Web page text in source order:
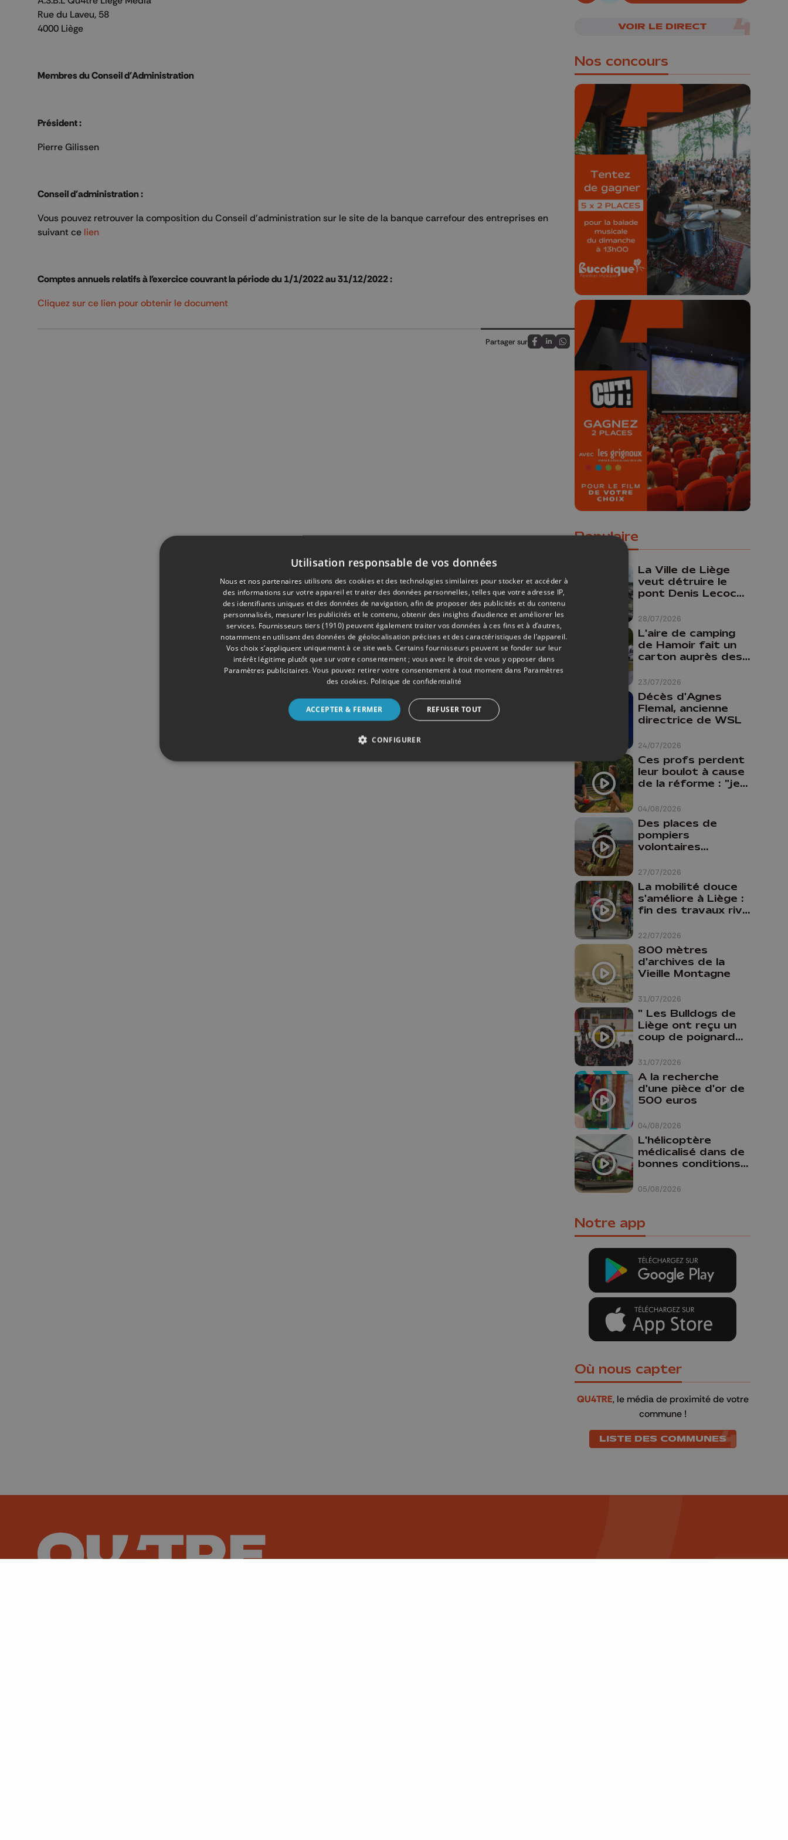
Rue du Laveu, 58
4000 Liège
Membres du Conseil d'Administration
Président :
Pierre Gilissen
Conseil d'administration :
Vous pouvez retrouver la composition du Conseil d'administration sur le site de la banque carrefour des entreprises en
suivant ce lien
Comptes annuels relatifs à l'exercice couvrant la période du 1/1/2022 au 31/12/2022 :
Cliquez sur ce lien pour obtenir le document
Partager sur
Partagez sur FaceBook
Partagez sur LinkedIn
Partagez sur Whatsapp
VOIR LE DIRECT
Nos concours
🎁 Gagnez 5x2
places pour le
Bucolique Ferrières
Festival 🌿🎶
Concours valable jusqu'au 9 août,
23h59.
🎬 Concours CUT x
Les Grignoux ✨
Concours permanent - 2 places à
gagner chaque semaine !
Populaire
28/07/2026
La Ville de Liège
veut détruire le
pont Denis Lecocq
budget pour le
faire
23/07/2026
L'aire de camping
de Hamoir fait un
carton auprès des
24/07/2026
Décès d'Agnes
Flemal, ancienne
directrice de WSL
04/08/2026
Ces profs perdent
leur boulot à cause
de la réforme : "je
comme prof que
comme
pharmacienne"
27/07/2026
Des places de
pompiers
volontaires
province de Liège :
"Un citoyen qui
n'est formé ne
peut pas nous
aider"
22/07/2026
La mobilité douce
s'améliore à Liège :
fin des travaux rive
cyclo-piétonnes
Avroy et
Guillemins...
31/07/2026
800 mètres
d'archives de la
Vieille Montagne
31/07/2026
" Les Bulldogs de
Liège ont reçu un
coup de poignard
04/08/2026
A la recherche
d'une pièce d'or de
500 euros
05/08/2026
L'hélicoptère
médicalisé dans de
bonnes conditions à
Notre app
Où nous capter
QU4TRE, le média de proximité de votre
commune !
LISTE DES COMMUNES
Utilisation responsable de vos données
Nous et nos partenaires utilisons des cookies et des technologies similaires pour stocker et accéder à
des informations sur votre appareil et traiter des données personnelles, telles que votre adresse IP,
des identifiants uniques et des données de navigation, afin de proposer des publicités et du contenu
personnalisés, mesurer les publicités et le contenu, obtenir des insights d’audience et améliorer les
services. Fournisseurs tiers (1910) peuvent également traiter vos données à ces fins et à d’autres,
notamment en utilisant des données de géolocalisation précises et des caractéristiques de l’appareil.
Vos choix s’appliquent uniquement à ce site web. Certains fournisseurs peuvent se fonder sur leur
intérêt légitime plutôt que sur votre consentement ; vous avez le droit de vous y opposer dans
Paramètres publicitaires. Vous pouvez retirer votre consentement à tout moment dans Paramètres
des cookies. Politique de confidentialité
ACCEPTER & FERMER REFUSER TOUT
CONFIGURER